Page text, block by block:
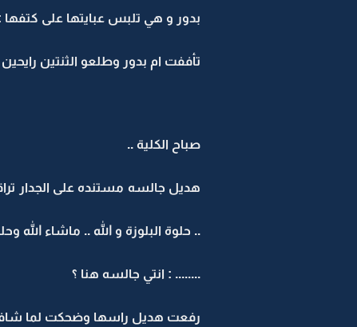
بدور و هي تلبس عبايتها على
تأففت ام بدور وطلعو الثنتين رايحين
صباح الكلية ..
.. حلوة البلوزة و الله .. ماشاء الله
........ : انتي جالسه هنا ؟
رفعت هديل راسها وضحكت لما